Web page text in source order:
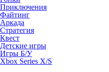
Приключения
Файтинг
Аркада
Стратегия
Квест
Детские игры
Игры Б/У
Xbox Series X/S